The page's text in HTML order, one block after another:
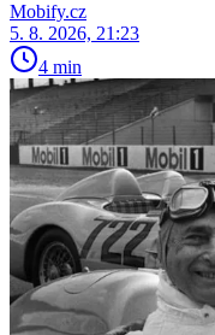
Mobify.cz
5. 8. 2026, 21:23
4 min